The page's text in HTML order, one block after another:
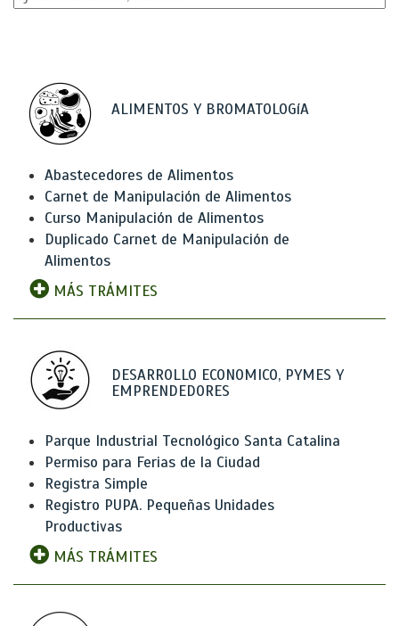
ALIMENTOS Y BROMATOLOGíA
Abastecedores de Alimentos
Carnet de Manipulación de Alimentos
Curso Manipulación de Alimentos
Duplicado Carnet de Manipulación de
Alimentos
MÁS TRÁMITES
DESARROLLO ECONOMICO, PYMES Y
EMPRENDEDORES
Parque Industrial Tecnológico Santa Catalina
Permiso para Ferias de la Ciudad
Registra Simple
Registro PUPA. Pequeñas Unidades
Productivas
MÁS TRÁMITES